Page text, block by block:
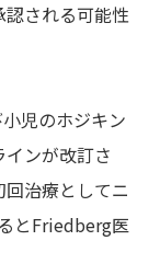
される可能性
児のホジキン
ンが改訂さ
治療としてニ
とFriedberg医